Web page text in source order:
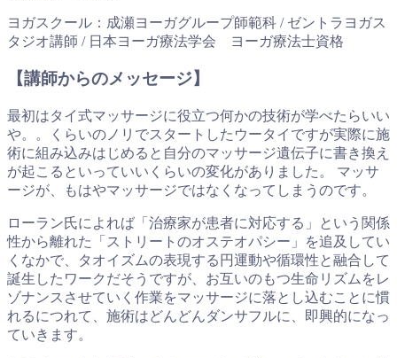
ヨガスクール：成瀬ヨーガグループ師範科 / ゼントラヨガス
タジオ講師 / 日本ヨーガ療法学会 ヨーガ療法士資格
【講師からのメッセージ】
最初はタイ式マッサージに役立つ何かの技術が学べたらいい
や。。くらいのノリでスタートしたウータイですが実際に施
術に組み込みはじめると自分のマッサージ遺伝子に書き換え
が起こるといっていいくらいの変化がありました。 マッサ
ージが、もはやマッサージではなくなってしまうのです。
ローラン氏によれば「治療家が患者に対応する」という関係
性から離れた「ストリートのオステオパシー」を追及してい
くなかで、タオイズムの表現する円運動や循環性と融合して
誕生したワークだそうですが、お互いのもつ生命リズムをレ
ゾナンスさせていく作業をマッサージに落とし込むことに慣
れるにつれて、施術はどんどんダンサフルに、即興的になっ
ていきます。